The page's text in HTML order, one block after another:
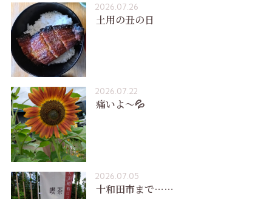
2026.07.26
土用の丑の日
2026.07.22
痛いよ〜💦
2026.07.05
十和田市まで……